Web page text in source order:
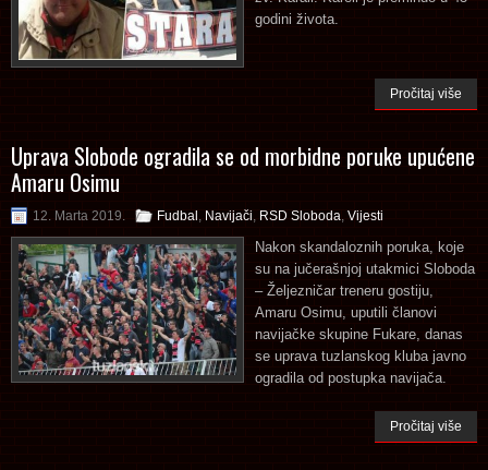
godini života.
Pročitaj više
Uprava Slobode ogradila se od morbidne poruke upućene
Amaru Osimu
12. Marta 2019. Fudbal Navijači RSD Sloboda Vijesti
Nakon skandaloznih poruka, koje
su na jučerašnjoj utakmici Sloboda
– Željezničar treneru gostiju,
Amaru Osimu, uputili članovi
navijačke skupine Fukare, danas
se uprava tuzlanskog kluba javno
ogradila od postupka navijača.
Pročitaj više